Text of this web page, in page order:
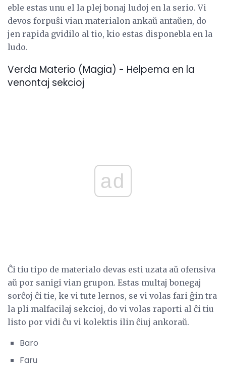
eble estas unu el la plej bonaj ludoj en la serio. Vi
devos forpuŝi vian materialon ankaŭ antaŭen, do
jen rapida gvidilo al tio, kio estas disponebla en la
ludo.
Verda Materio (Magia) - Helpema en la
venontaj sekcioj
ad
Ĉi tiu tipo de materialo devas esti uzata aŭ ofensiva
aŭ por sanigi vian grupon. Estas multaj bonegaj
sorĉoj ĉi tie, ke vi tute lernos, se vi volas fari ĝin tra
la pli malfacilaj sekcioj, do vi volas raporti al ĉi tiu
listo por vidi ĉu vi kolektis ilin ĉiuj ankoraŭ.
Baro
Faru